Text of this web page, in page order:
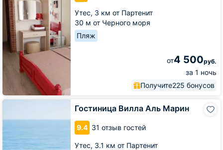
Утес, 3 км от Партенит
30 м от Черного моря
Пляж
от4 500руб.
за 1 ночь
Получите225 бонусов
Гостиница Вилла Аль Марин
9.4 31 отзыв гостей
Утес, 3.1 км от Партенит
Гостиница
Аль